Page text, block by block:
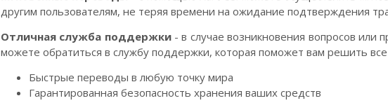
другим пользователям, не теряя времени на ожидание подтверждения
Отличная служба поддержки- в случае возникновения вопросов или
можете обратиться в службу поддержки, которая поможет вам решить
Быстрые переводы в любую точку мира
Гарантированная безопасность хранения ваших средств